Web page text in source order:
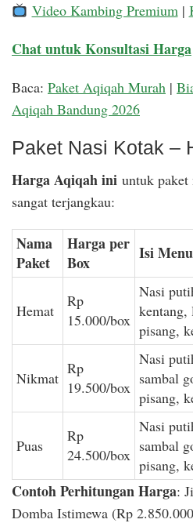
Video Kambing Premium|
Chat untuk Konsultasi Harga
Baca: Paket Aqiqah Murah |
Aqiqah Bandung 2026
Paket Nasi Kotak –
Harga Aqiqah ini untuk paket
sangat terjangkau:
Nama
Paket
Harga per
Box
Isi
Hemat
Rp
15.000/box
Nasi
kentang,
pisang,
Nikmat
Rp
19.500/box
Nasi
sambal
pisang,
Puas
Rp
24.500/box
Nasi
sambal
pisang,
Contoh Perhitungan Harga:
Domba Istimewa (Rp